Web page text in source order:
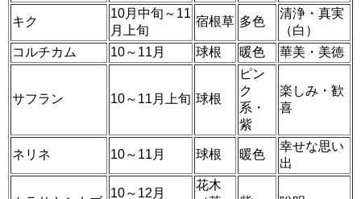
キク
10月中旬～11
月上旬
宿根草 多色
清浄・真実
（白）
コルチカム
10～11月 球根 暖色 華美・美徳
サフラン 10～11月上旬 球根
ピン
ク
系・
紫
楽しみ・歓
喜
ネリネ 10～11月 球根 暖色
幸せな思い
出
10～12月
花木